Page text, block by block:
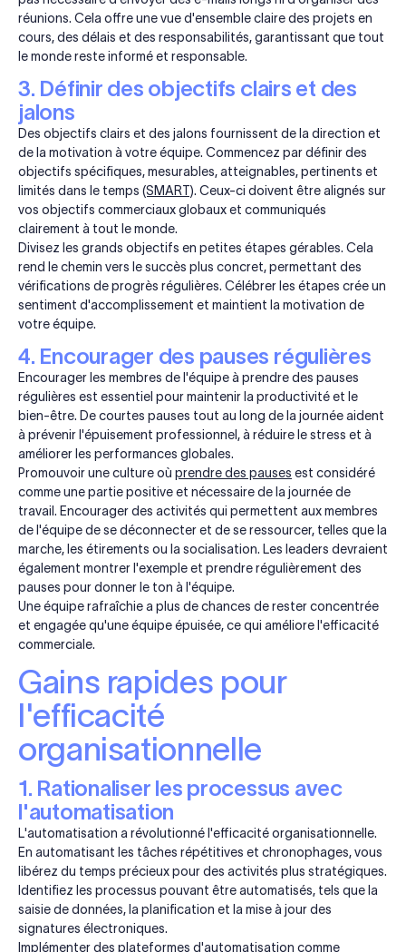
réunions. Cela offre une vue d'ensemble claire des projets en
cours, des délais et des responsabilités, garantissant que tout
le monde reste informé et responsable.
3. Définir des objectifs clairs et des
jalons
Des objectifs clairs et des jalons fournissent de la direction et
de la motivation à votre équipe. Commencez par définir des
objectifs spécifiques, mesurables, atteignables, pertinents et
limités dans le temps (SMART). Ceux-ci doivent être alignés sur
vos objectifs commerciaux globaux et communiqués
clairement à tout le monde.
Divisez les grands objectifs en petites étapes gérables. Cela
rend le chemin vers le succès plus concret, permettant des
vérifications de progrès régulières. Célébrer les étapes crée un
sentiment d'accomplissement et maintient la motivation de
votre équipe.
4. Encourager des pauses régulières
Encourager les membres de l'équipe à prendre des pauses
régulières est essentiel pour maintenir la productivité et le
bien-être. De courtes pauses tout au long de la journée aident
à prévenir l'épuisement professionnel, à réduire le stress et à
améliorer les performances globales.
Promouvoir une culture où prendre des pauses est considéré
comme une partie positive et nécessaire de la journée de
travail. Encourager des activités qui permettent aux membres
de l'équipe de se déconnecter et de se ressourcer, telles que la
marche, les étirements ou la socialisation. Les leaders devraient
également montrer l'exemple et prendre régulièrement des
pauses pour donner le ton à l'équipe.
Une équipe rafraîchie a plus de chances de rester concentrée
et engagée qu'une équipe épuisée, ce qui améliore l'efficacité
commerciale.
Gains rapides pour
l'efficacité
organisationnelle
1. Rationaliser les processus avec
l'automatisation
L'automatisation a révolutionné l'efficacité organisationnelle.
En automatisant les tâches répétitives et chronophages, vous
libérez du temps précieux pour des activités plus stratégiques.
Identifiez les processus pouvant être automatisés, tels que la
saisie de données, la planification et la mise à jour des
signatures électroniques.
Implémenter des plateformes d'automatisation comme